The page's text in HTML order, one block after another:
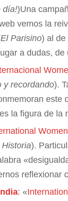
día!)Una
vemos la
El Parisino) al de
a dudas,
y recordando).
este
la figura de la
).
reflexionar
: «